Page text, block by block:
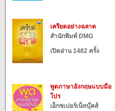
เครียดอย่างฉลาด
สำนักพิมพ์ DMG
เปิดอ่าน 1482 ครั้ง
พูดภาษาอังกฤษแบบมือ
โปร
เอ็กซเปอร์เน็ทบุ๊คส์